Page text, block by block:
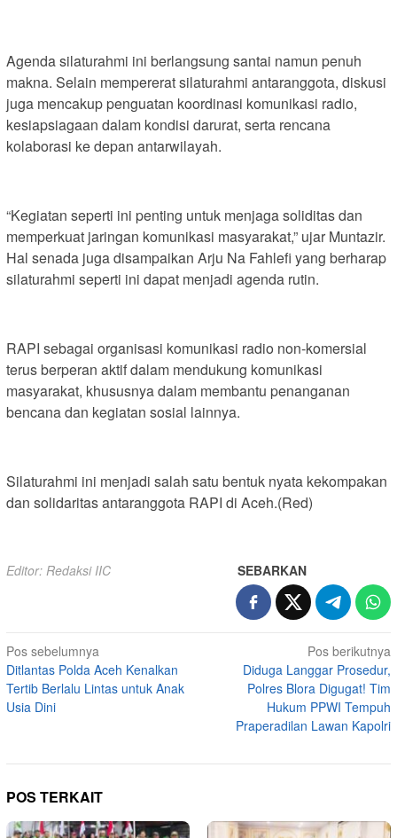
Agenda silaturahmi ini berlangsung santai namun penuh
makna. Selain mempererat silaturahmi antaranggota, diskusi
juga mencakup penguatan koordinasi komunikasi radio,
kesiapsiagaan dalam kondisi darurat, serta rencana
kolaborasi ke depan antarwilayah.
“Kegiatan seperti ini penting untuk menjaga soliditas dan
memperkuat jaringan komunikasi masyarakat,” ujar Muntazir.
Hal senada juga disampaikan Arju Na Fahlefi yang berharap
silaturahmi seperti ini dapat menjadi agenda rutin.
RAPI sebagai organisasi komunikasi radio non-komersial
terus berperan aktif dalam mendukung komunikasi
masyarakat, khususnya dalam membantu penanganan
bencana dan kegiatan sosial lainnya.
Silaturahmi ini menjadi salah satu bentuk nyata kekompakan
dan solidaritas antaranggota RAPI di Aceh.(Red)
Editor: Redaksi IIC SEBARKAN
Navigasi
pos
Pos sebelumnya
Ditlantas Polda Aceh Kenalkan
Tertib Berlalu Lintas untuk Anak
Usia Dini
Pos berikutnya
Diduga Langgar Prosedur,
Polres Blora Digugat! Tim
Hukum PPWI Tempuh
Praperadilan Lawan Kapolri
POS TERKAIT